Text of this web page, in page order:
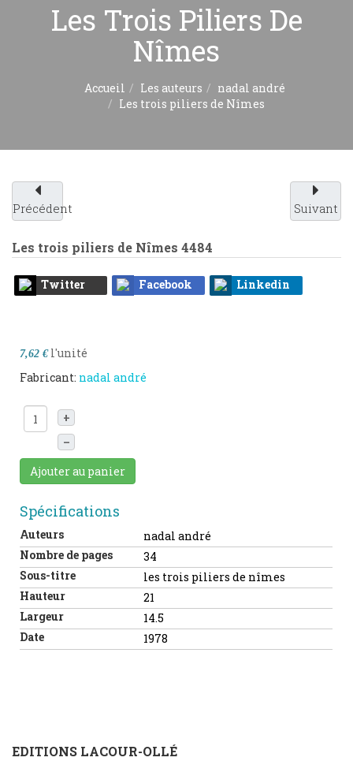
Les Trois Piliers De
Nîmes
Accueil Les auteurs
nadal andré
Les trois piliers de Nîmes
Précédent Suivant
Les trois piliers de Nîmes 4484
Twitter Facebook Linkedin
7,62 € l'unité
Fabricant: nadal andré
+
–
Ajouter au panier
Spécifications
Auteurs
nadal andré
Nombre de pages
34
Sous-titre
les trois piliers de nîmes
Hauteur
21
Largeur
14.5
Date
1978
EDITIONS LACOUR-OLLÉ